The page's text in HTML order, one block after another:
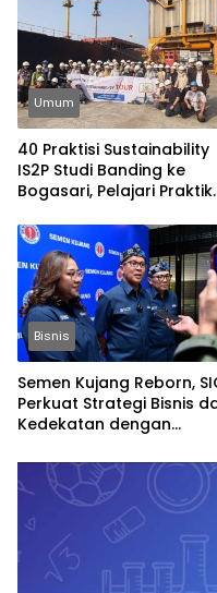
Umum
40 Praktisi Sustainability
IS2P Studi Banding ke
Bogasari, Pelajari Praktik
Bisnis
Semen Kujang Reborn,
Perkuat Strategi Bisnis
Kedekatan dengan